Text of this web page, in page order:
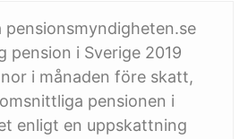
pensionsmyndigheten.se
pension i Sverige 2019
i månaden före skatt,
pensionen i
enligt en uppskattning